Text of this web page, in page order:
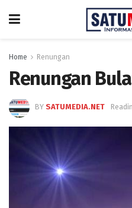
Home Renungan
Renungan
BY SATUMEDIA.NET